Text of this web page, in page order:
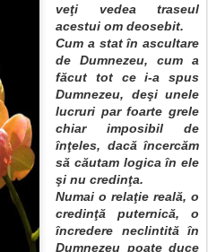
veţi vedea traseul
acestui om deosebit.
Cum a stat în ascultare
de Dumnezeu, cum a
făcut tot ce i-a spus
Dumnezeu, deşi unele
lucruri par foarte grele
chiar imposibil de
înţeles, dacă încercăm
să căutam logica în ele
şi nu credinţa.
Numai o relaţie reală, o
credinţă puternică, o
încredere neclintită în
Dumnezeu poate duce